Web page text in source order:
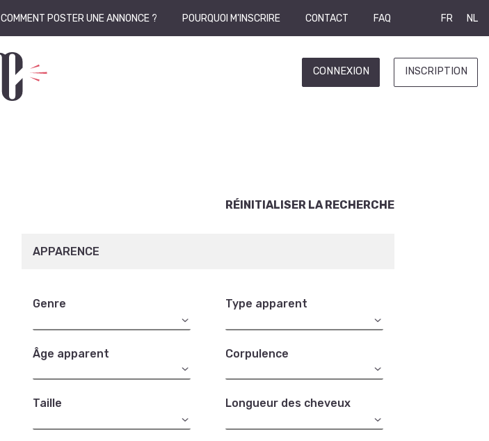
COMMENT POSTER UNE ANNONCE ? POURQUOI M'INSCRIRE CONTACT FAQ FR NL
CONNEXION INSCRIPTION
RÉINITIALISER LA RECHERCHE
APPARENCE
Genre Type apparent
Âge apparent Corpulence
Taille Longueur des cheveux